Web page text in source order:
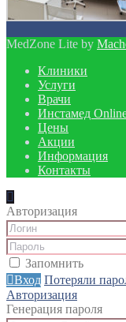
MedZone Lite by
Клиники
Услуги
Врачи
Инстамед
Цены
Акции
Информация
Контакты
Авторизация
Запомнить
Вход Потеряли
Авторизация
Генерация пароля